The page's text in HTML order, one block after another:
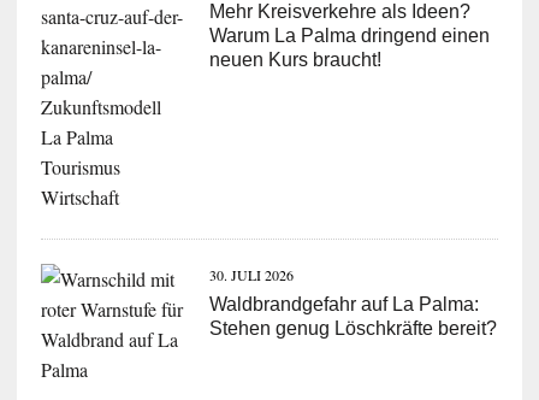
Mehr Kreisverkehre als Ideen?
Warum La Palma dringend einen
neuen Kurs braucht!
30. JULI 2026
Waldbrandgefahr auf La Palma:
Stehen genug Löschkräfte bereit?